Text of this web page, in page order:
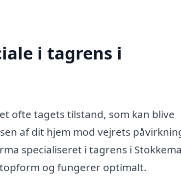
i tagrens i
ofte tagets tilstand, som kan blive
af dit hjem mod vejrets
specialiseret i tagrens i
og fungerer optimalt.